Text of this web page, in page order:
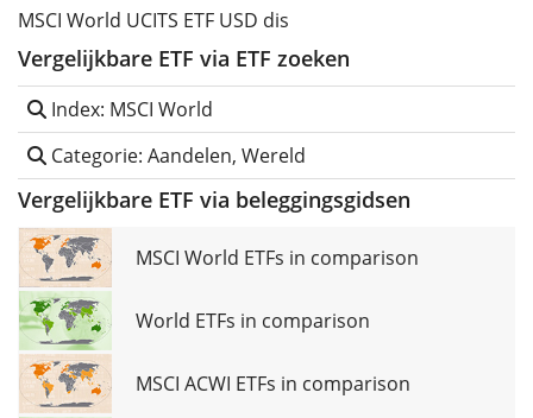
MSCI World UCITS ETF USD dis
Vergelijkbare ETF via ETF zoeken
Index: MSCI World
Categorie: Aandelen, Wereld
Vergelijkbare ETF via beleggingsgidsen
MSCI World ETFs in comparison
World ETFs in comparison
MSCI ACWI ETFs in comparison